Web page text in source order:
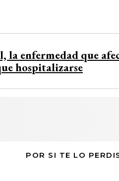
la enfermedad que
hospitalizarse
POR SI TE LO